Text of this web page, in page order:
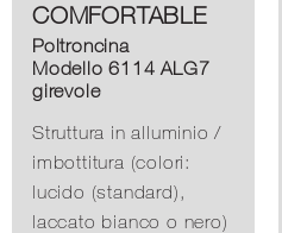
COMFORTABLE
Poltroncina
Modello 6114 ALG7
girevole
Struttura in alluminio /
imbottitura (colori:
lucido (standard),
laccato bianco o nero)